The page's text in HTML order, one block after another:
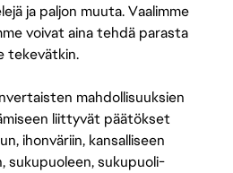
ja paljon muuta. Vaalimme
voivat aina tehdä parasta
tekevätkin.
mahdollisuuksien
liittyvät päätökset
ihonväriin, kansalliseen
sukupuoleen, sukupuoli-